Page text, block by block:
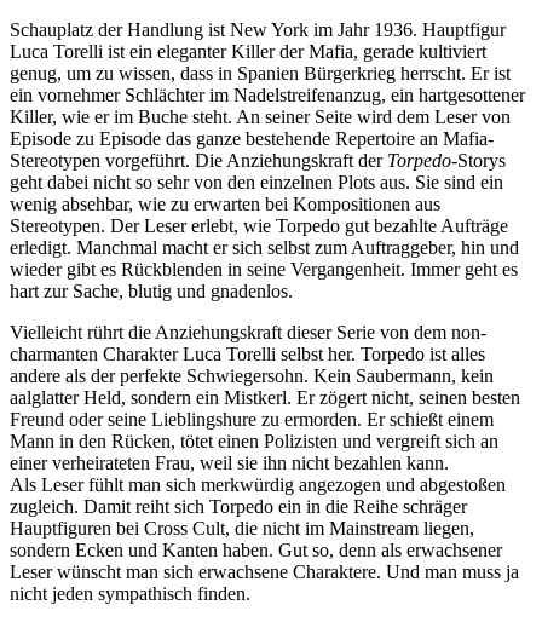
Schauplatz der Handlung ist New York im Jahr 1936. Hauptfigur
Luca Torelli ist ein eleganter Killer der Mafia, gerade kultiviert
genug, um zu wissen, dass in Spanien Bürgerkrieg herrscht. Er ist
ein vornehmer Schlächter im Nadelstreifenanzug, ein hartgesottener
Killer, wie er im Buche steht. An seiner Seite wird dem Leser von
Episode zu Episode das ganze bestehende Repertoire an Mafia-
Stereotypen vorgeführt. Die Anziehungskraft der Torpedo-Storys
geht dabei nicht so sehr von den einzelnen Plots aus. Sie sind ein
wenig absehbar, wie zu erwarten bei Kompositionen aus
Stereotypen. Der Leser erlebt, wie Torpedo gut bezahlte Aufträge
erledigt. Manchmal macht er sich selbst zum Auftraggeber, hin und
wieder gibt es Rückblenden in seine Vergangenheit. Immer geht es
hart zur Sache, blutig und gnadenlos.
Vielleicht rührt die Anziehungskraft dieser Serie von dem non-
charmanten Charakter Luca Torelli selbst her. Torpedo ist alles
andere als der perfekte Schwiegersohn. Kein Saubermann, kein
aalglatter Held, sondern ein Mistkerl. Er zögert nicht, seinen besten
Freund oder seine Lieblingshure zu ermorden. Er schießt einem
Mann in den Rücken, tötet einen Polizisten und vergreift sich an
einer verheirateten Frau, weil sie ihn nicht bezahlen kann.
Als Leser fühlt man sich merkwürdig angezogen und abgestoßen
zugleich. Damit reiht sich Torpedo ein in die Reihe schräger
Hauptfiguren bei Cross Cult, die nicht im Mainstream liegen,
sondern Ecken und Kanten haben. Gut so, denn als erwachsener
Leser wünscht man sich erwachsene Charaktere. Und man muss ja
nicht jeden sympathisch finden.